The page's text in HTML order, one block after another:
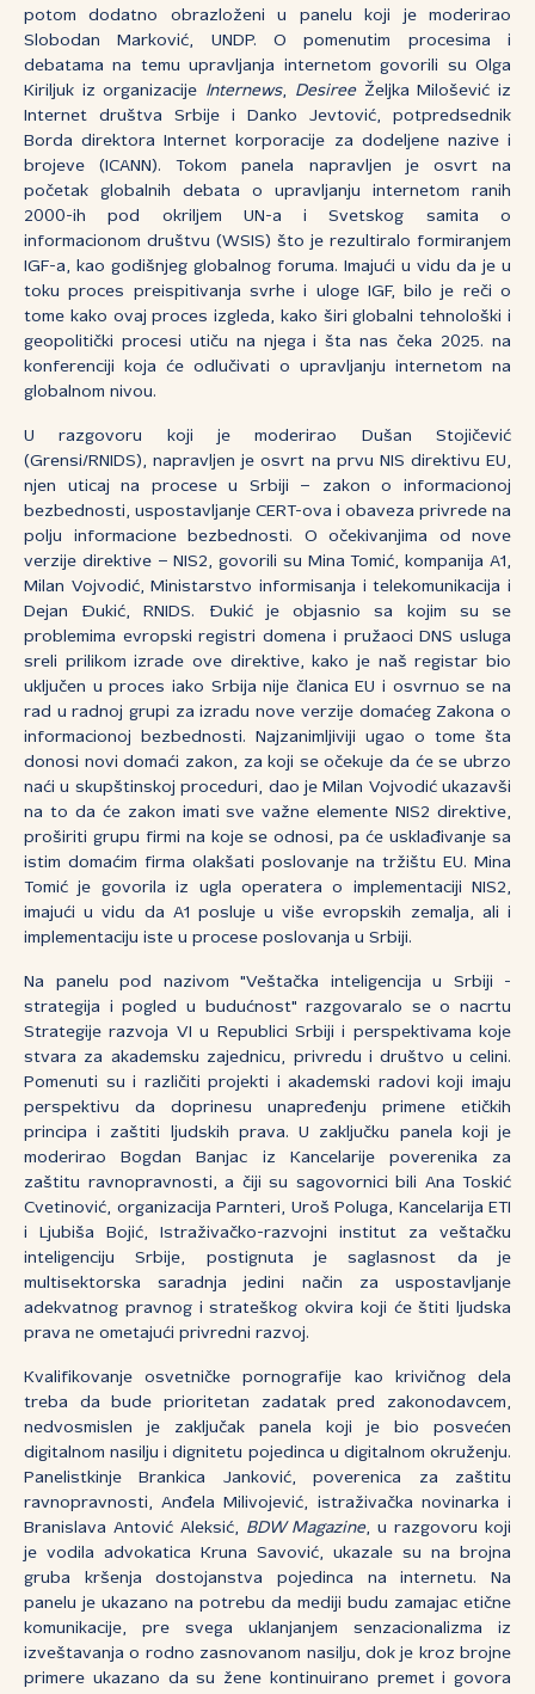
potom dodatno obrazloženi u panelu koji je moderirao
Slobodan Marković, UNDP. O pomenutim procesima i
debatama na temu upravljanja internetom govorili su Olga
Kiriljuk iz organizacije Internews, DesireeŽeljka Milošević iz
Internet društva Srbije i Danko Jevtović, potpredsednik
Borda direktora Internet korporacije za dodeljene nazive i
brojeve (ICANN). Tokom panela napravljen je osvrt na
početak globalnih debata o upravljanju internetom ranih
2000-ih pod okriljem UN-a i Svetskog samita o
informacionom društvu (WSIS) što je rezultiralo formiranjem
IGF-a, kao godišnjeg globalnog foruma. Imajući u vidu da je u
toku proces preispitivanja svrhe i uloge IGF, bilo je reči o
tome kako ovaj proces izgleda, kako širi globalni tehnološki i
geopolitički procesi utiču na njega i šta nas čeka 2025. na
konferenciji koja će odlučivati o upravljanju internetom na
globalnom nivou.
U razgovoru koji je moderirao Dušan Stojičević
(Grensi/RNIDS), napravljen je osvrt na prvu NIS direktivu EU,
njen uticaj na procese u Srbiji – zakon o informacionoj
bezbednosti, uspostavljanje CERT-ova i obaveza privrede na
polju informacione bezbednosti. O očekivanjima od nove
verzije direktive – NIS2, govorili su Mina Tomić, kompanija A1,
Milan Vojvodić, Ministarstvo informisanja i telekomunikacija i
Dejan Đukić, RNIDS. Đukić je objasnio sa kojim su se
problemima evropski registri domena i pružaoci DNS usluga
sreli prilikom izrade ove direktive, kako je naš registar bio
uključen u proces iako Srbija nije članica EU i osvrnuo se na
rad u radnoj grupi za izradu nove verzije domaćeg Zakona o
informacionoj bezbednosti. Najzanimljiviji ugao o tome šta
donosi novi domaći zakon, za koji se očekuje da će se ubrzo
naći u skupštinskoj proceduri, dao je Milan Vojvodić ukazavši
na to da će zakon imati sve važne elemente NIS2 direktive,
proširiti grupu firmi na koje se odnosi, pa će usklađivanje sa
istim domaćim firma olakšati poslovanje na tržištu EU. Mina
Tomić je govorila iz ugla operatera o implementaciji NIS2,
imajući u vidu da A1 posluje u više evropskih zemalja, ali i
implementaciju iste u procese poslovanja u Srbiji.
Na panelu pod nazivom "Veštačka inteligencija u Srbiji -
strategija i pogled u budućnost" razgovaralo se o nacrtu
Strategije razvoja VI u Republici Srbiji i perspektivama koje
stvara za akademsku zajednicu, privredu i društvo u celini.
Pomenuti su i različiti projekti i akademski radovi koji imaju
perspektivu da doprinesu unapređenju primene etičkih
principa i zaštiti ljudskih prava. U zaključku panela koji je
moderirao Bogdan Banjac iz Kancelarije poverenika za
zaštitu ravnopravnosti, a čiji su sagovornici bili Ana Toskić
Cvetinović, organizacija Parnteri, Uroš Poluga, Kancelarija ETI
i Ljubiša Bojić, Istraživačko-razvojni institut za veštačku
inteligenciju Srbije, postignuta je saglasnost da je
multisektorska saradnja jedini način za uspostavljanje
adekvatnog pravnog i strateškog okvira koji će štiti ljudska
prava ne ometajući privredni razvoj.
Kvalifikovanje osvetničke pornografije kao krivičnog dela
treba da bude prioritetan zadatak pred zakonodavcem,
nedvosmislen je zaključak panela koji je bio posvećen
digitalnom nasilju i dignitetu pojedinca u digitalnom okruženju.
Panelistkinje Brankica Janković, poverenica za zaštitu
ravnopravnosti, Anđela Milivojević, istraživačka novinarka i
Branislava Antović Aleksić,
BDW Magazine, u razgovoru koji
je vodila advokatica Kruna Savović, ukazale su na brojna
gruba kršenja dostojanstva pojedinca na internetu. Na
panelu je ukazano na potrebu da mediji budu zamajac etične
komunikacije, pre svega uklanjanjem senzacionalizma iz
izveštavanja o rodno zasnovanom nasilju, dok je kroz brojne
primere ukazano da su žene kontinuirano premet i govora